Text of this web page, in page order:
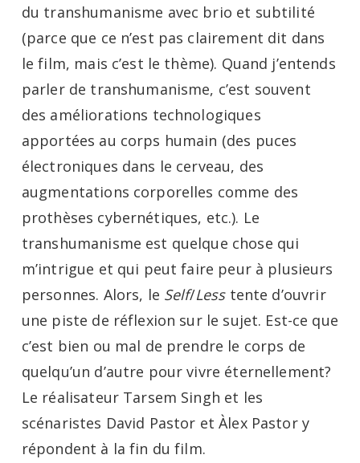
du transhumanisme avec brio et subtilité
(parce que ce n’est pas clairement dit dans
le film, mais c’est le thème). Quand j’entends
parler de transhumanisme, c’est souvent
des améliorations technologiques
apportées au corps humain (des puces
électroniques dans le cerveau, des
augmentations corporelles comme des
prothèses cybernétiques, etc.). Le
transhumanisme est quelque chose qui
m’intrigue et qui peut faire peur à plusieurs
personnes. Alors, le Self/Lesstente d’ouvrir
une piste de réflexion sur le sujet. Est-ce que
c’est bien ou mal de prendre le corps de
quelqu’un d’autre pour vivre éternellement?
Le réalisateur Tarsem Singh et les
scénaristes David Pastor et Àlex Pastor y
répondent à la fin du film.